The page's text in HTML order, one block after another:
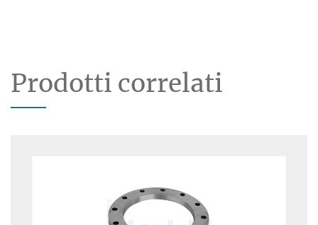
Prodotti correlati